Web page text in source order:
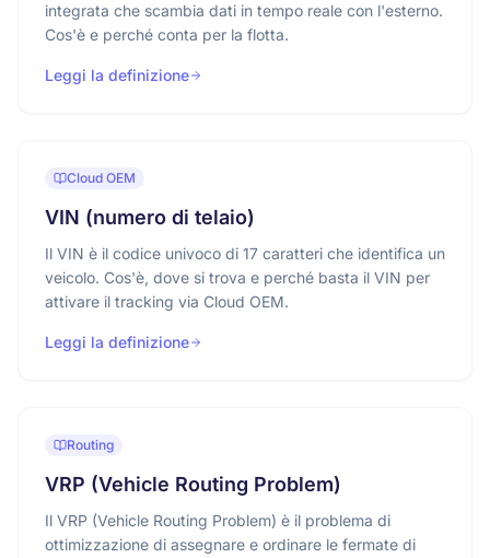
integrata che scambia dati in tempo reale con l'esterno.
Cos'è e perché conta per la flotta.
Leggi la definizione
Cloud OEM
VIN (numero di telaio)
Il VIN è il codice univoco di 17 caratteri che identifica un
veicolo. Cos'è, dove si trova e perché basta il VIN per
attivare il tracking via Cloud OEM.
Leggi la definizione
Routing
VRP (Vehicle Routing Problem)
Il VRP (Vehicle Routing Problem) è il problema di
ottimizzazione di assegnare e ordinare le fermate di